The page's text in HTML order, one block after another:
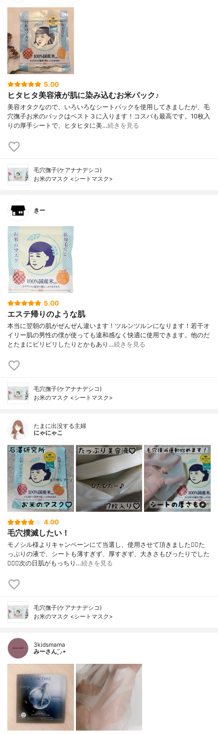
5.00
ヒタヒタ美容液が肌に染み込むお米パック♪
美容オタクなので、いろいろなシートパックを使用してきましたが、毛
穴撫子お米のパックはベスト３に入ります！コスパも最高です。10枚入
りの厚手シートで、ヒタヒタに美…続きを見る
毛穴撫子(ケアナナデシコ)
お米のマスク <シートマスク>
きー
5.00
エステ帰りのような肌
本当に翌朝の肌がぜんぜん違います！ツルンツルンになります！若干オ
イリー肌の男性の僕が使っても違和感なく快適に使用できます。他のだ
とたまにピリピリしたりとかもあり…続きを見る
毛穴撫子(ケアナナデシコ)
お米のマスク <シートマスク>
たまに出没する主婦
にゃにゃこ
4.00
毛穴撲滅したい！
モノシル様よりキャンペーンにて当選し、使用させて頂きました🙇‍♀️た
っぷりの液で、シートも薄すぎず、厚すぎず、大きさもぴったりでした
🙆🏻‍♀️次の日肌がもっちり…続きを見る
毛穴撫子(ケアナナデシコ)
お米のマスク <シートマスク>
3kidsmama
みーさん¨̮⸝⋆